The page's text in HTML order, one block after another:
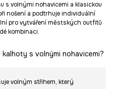
s volnými nohavicemi a klasickou
nošení a podtrhuje individuální
pro vytváření městských outfitů
kombinaci.
s volnými nohavicemi?
volným střihem, který